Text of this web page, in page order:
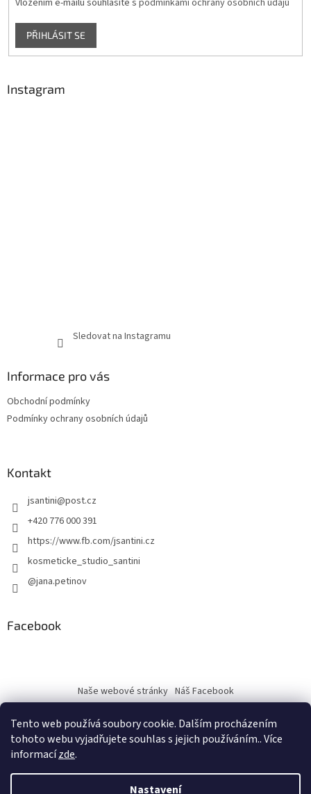
Tento web používá soubory cookie. Dalším procházením
tohoto webu vyjadřujete souhlas s jejich používáním.. Více
informacízde.
Nastavení
Vložením e-mailu souhlasíte s podmínkami ochrany osobních údajů
PŘIHLÁSIT SE
Instagram
Sledovat na Instagramu
Informace pro vás
Obchodní podmínky
Podmínky ochrany osobních údajů
Kontakt
jsantini@post.cz
+420 776 000 391
https://www.fb.com/jsantini.cz
kosmeticke_studio_santini
@jana.petinov
Facebook
Naše webové stránky Náš Facebook